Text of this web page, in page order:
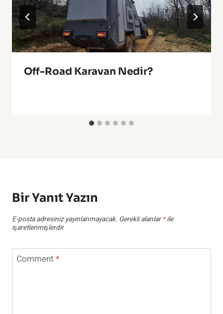
Off-Road Karavan Nedir?
Bir Yanıt Yazın
E-posta adresiniz yayınlanmayacak. Gerekli alanlar *ile
işaretlenmişlerdir
Comment *